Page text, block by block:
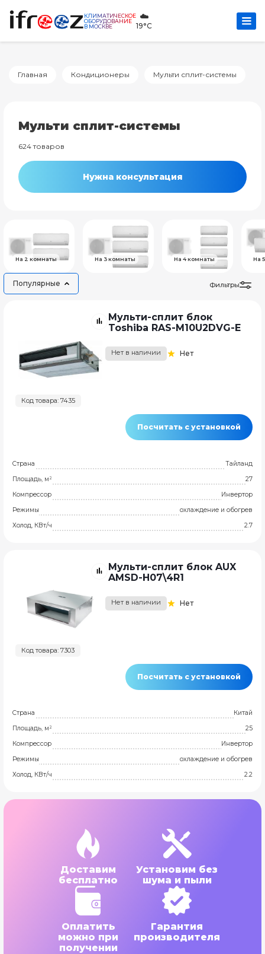
КЛИМАТИЧЕСКОЕ
ОБОРУДОВАНИЕ
В МОСКВЕ
☁️
19°C
Главная Кондиционеры Мульти сплит-системы
Мульти сплит-системы
624 товаров
Нужна консультация
На 2 комнаты На 3 комнаты На 4 комнаты На
Популярные Фильтры
Код товара: 7435
Мульти-сплит блок
Toshiba RAS-M10U2DVG-E
Нет в наличии Нет
Посчитать с установкой
Страна
Тайланд
Площадь, м²
27
Компрессор
Инвертор
Режимы
охлаждение и обогрев
Холод, КВт/ч
2.7
Код товара: 7303
Мульти-сплит блок AUX
AMSD-H07\4R1
Нет в наличии Нет
Посчитать с установкой
Страна
Китай
Площадь, м²
25
Компрессор
Инвертор
Режимы
охлаждение и обогрев
Холод, КВт/ч
2.2
Доставим
бесплатно
Установим без
шума и пыли
Оплатить
можно при
получении
Гарантия
производителя